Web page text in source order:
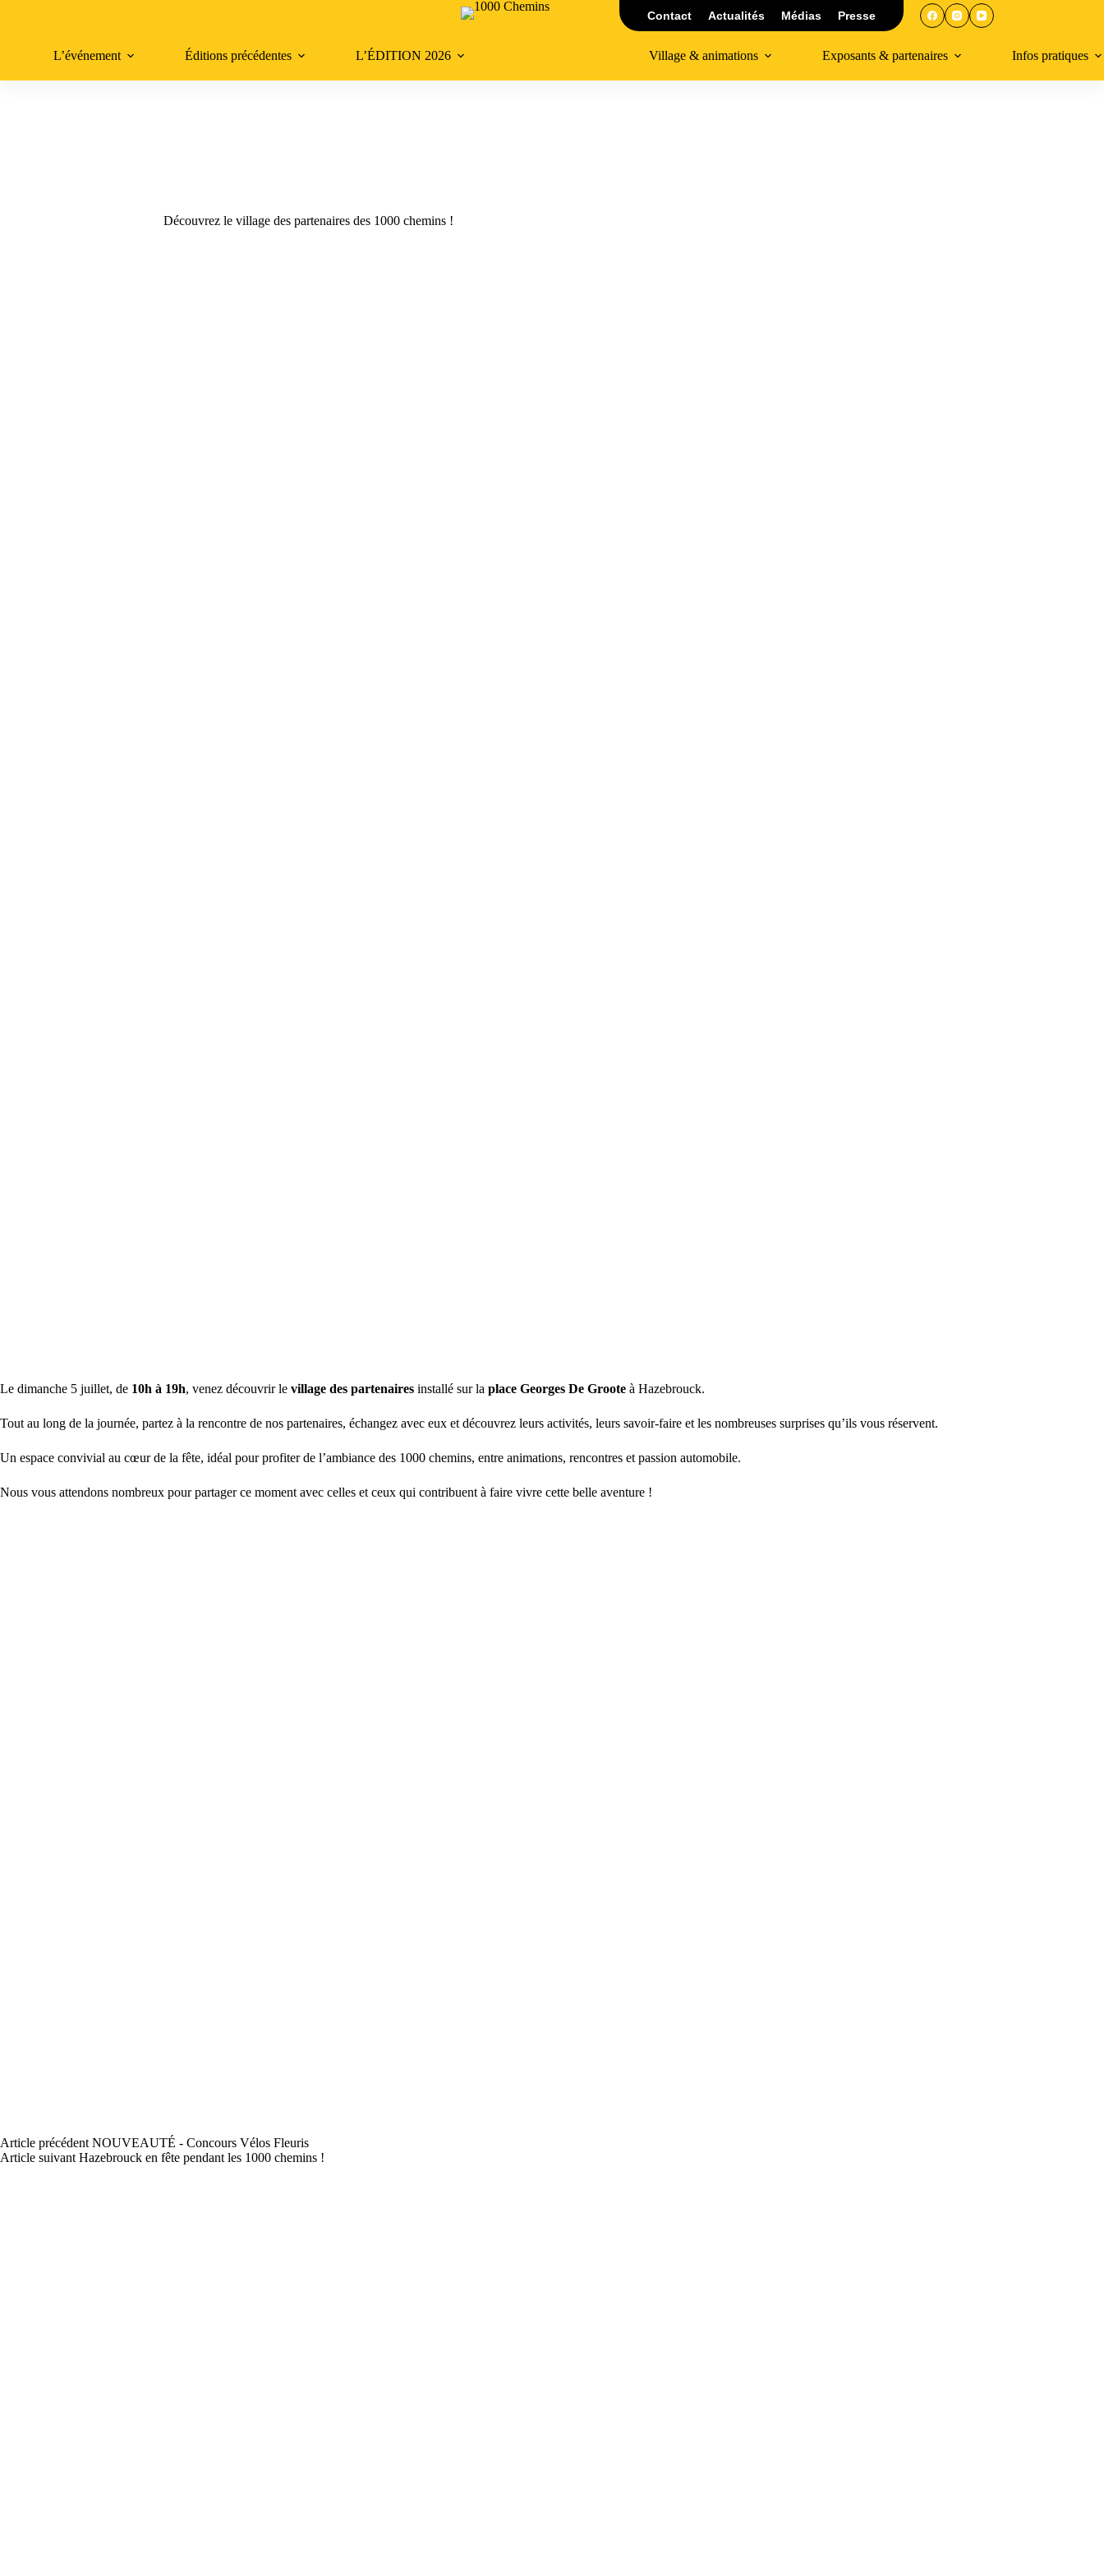
Contact Actualités Médias Presse
L’événement Éditions précédentes L’ÉDITION 2026 Village & animations Exposants & partenaires Infos pratiques
Découvrez le village des partenaires des 1000 chemins !
Le dimanche 5 juillet, de 10h à 19h, venez découvrir le village des partenaires installé sur la place Georges De Groote à Hazebrouck.
Tout au long de la journée, partez à la rencontre de nos partenaires, échangez avec eux et découvrez leurs activités, leurs savoir-faire et les nombreuses surprises qu’ils vous réservent.
Un espace convivial au cœur de la fête, idéal pour profiter de l’ambiance des 1000 chemins, entre animations, rencontres et passion automobile.
Nous vous attendons nombreux pour partager ce moment avec celles et ceux qui contribuent à faire vivre cette belle aventure !
Article précédent NOUVEAUTÉ - Concours Vélos Fleuris
Article suivant Hazebrouck en fête pendant les 1000 chemins !